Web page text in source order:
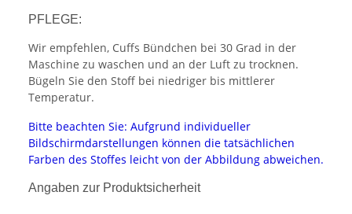
PFLEGE:
Wir empfehlen, Cuffs Bündchen bei 30 Grad in der
Maschine zu waschen und an der Luft zu trocknen.
Bügeln Sie den Stoff bei niedriger bis mittlerer
Temperatur.
Bitte beachten Sie: Aufgrund individueller
Bildschirmdarstellungen können die tatsächlichen
Farben des Stoffes leicht von der Abbildung abweichen.
Angaben zur Produktsicherheit